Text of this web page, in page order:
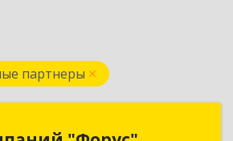
партнеры
компаний "Форус"